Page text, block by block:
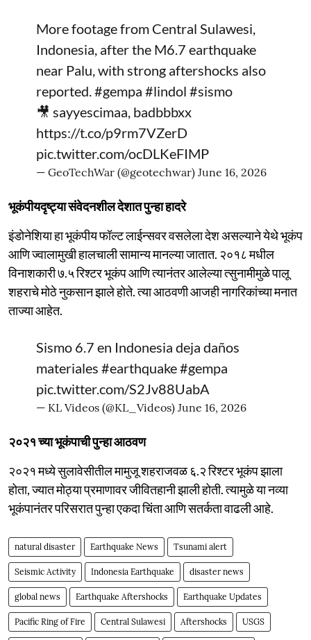
More footage from Central Sulawesi,
Indonesia, after the M6.7 earthquake
near Palu, with strong aftershocks also
reported. #gempa #lindol #sismo
🎥 sayyescimaa, badbbbxx
https://t.co/p9rm7VZerD
pic.twitter.com/ocDLKeFIMP
— GeoTechWar (@geotechwar) June 16, 2026
भूकंपीयदृष्ट्या संवेदनशील देशात पुन्हा हादरे
इंडोनेशिया हा भूकंपीय फॉल्ट लाईन्सवर वसलेला देश असल्याने येथे भूकंप
आणि ज्वालामुखी हालचाली सामान्य मानल्या जातात. २०१८ मधील
विनाशकारी ७.५ रिश्टर भूकंप आणि त्यानंतर आलेल्या त्सुनामीमुळे पालू
शहराचे मोठे नुकसान झाले होते. त्या आठवणी आजही नागरिकांच्या मनात
ताज्या आहेत.
Sismo 6.7 en Indonesia deja daños
materiales #earthquake#gempa
pic.twitter.com/S2Jv88UabA
— KL Videos (@KL_Videos) June 16, 2026
२०२१ च्या भूकंपाची पुन्हा आठवण
२०२१ मध्ये सुलावेसीतील मामुजू शहराजवळ ६.२ रिश्टर भूकंप झाला
होता, ज्यात मोठ्या प्रमाणावर जीवितहानी झाली होती. त्यामुळे या नव्या
भूकंपानंतर परिसरात पुन्हा एकदा चिंता आणि सतर्कता वाढली आहे.
natural disaster Earthquake News Tsunami alert
Seismic Activity Indonesia Earthquake disaster news
global news Earthquake Aftershocks Earthquake Updates
Pacific Ring of Fire Central Sulawesi Aftershocks USGS